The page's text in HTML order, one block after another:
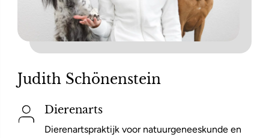
Judith Schönenstein
Dierenarts
Dierenartspraktijk voor natuurgeneeskunde en